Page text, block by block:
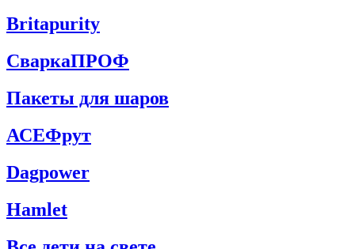
Britapurity
СваркаПРОФ
Пакеты для шаров
АСЕФрут
Dagpower
Hamlet